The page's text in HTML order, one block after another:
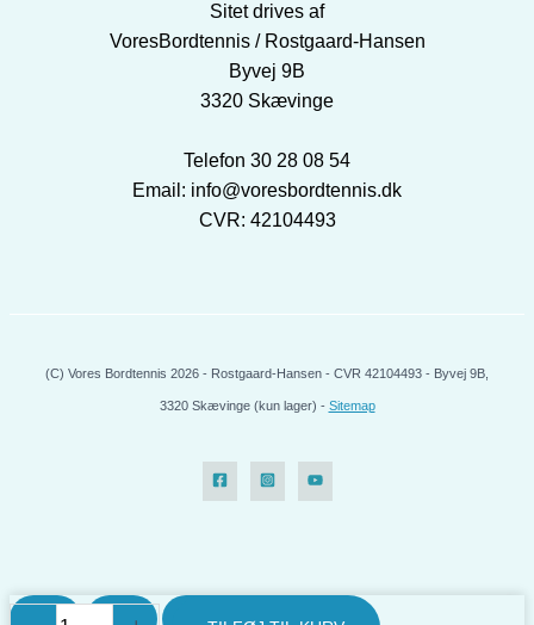
Sitet drives af
VoresBordtennis / Rostgaard-Hansen
Byvej 9B
3320 Skævinge
Telefon 30 28 08 54
Email: info@voresbordtennis.dk
CVR: 42104493
(C) Vores Bordtennis 2026 - Rostgaard-Hansen - CVR 42104493 - Byvej 9B,
3320 Skævinge (kun lager) - Sitemap
Evolution